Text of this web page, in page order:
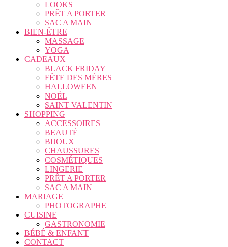
LOOKS
PRÊT A PORTER
SAC A MAIN
BIEN-ÊTRE
MASSAGE
YOGA
CADEAUX
BLACK FRIDAY
FÊTE DES MÈRES
HALLOWEEN
NOËL
SAINT VALENTIN
SHOPPING
ACCESSOIRES
BEAUTÉ
BIJOUX
CHAUSSURES
COSMÉTIQUES
LINGERIE
PRÊT A PORTER
SAC A MAIN
MARIAGE
PHOTOGRAPHE
CUISINE
GASTRONOMIE
BÉBÉ & ENFANT
CONTACT